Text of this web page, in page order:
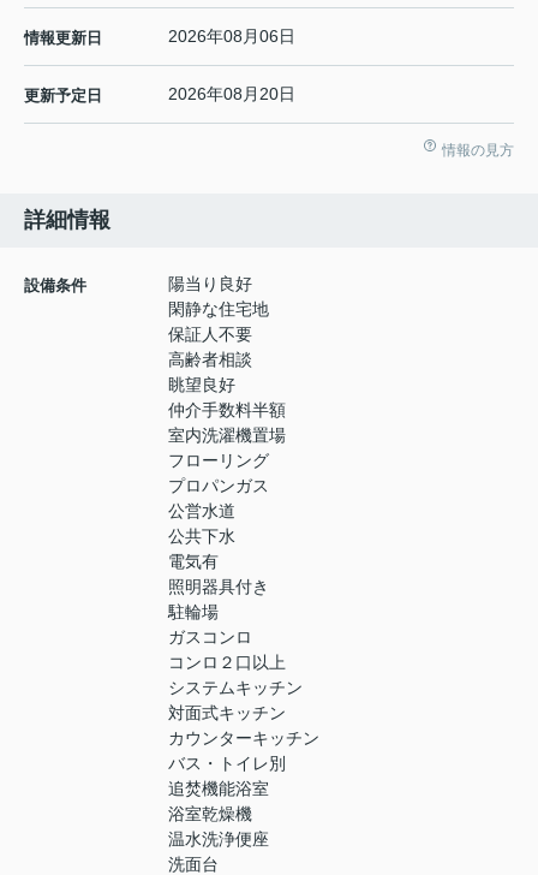
情報更新日 2026年08月06日
更新予定日 2026年08月20日
情報の見方
詳細情報
設備条件
陽当り良好
閑静な住宅地
保証人不要
高齢者相談
眺望良好
仲介手数料半額
室内洗濯機置場
フローリング
プロパンガス
公営水道
公共下水
電気有
照明器具付き
駐輪場
ガスコンロ
コンロ２口以上
システムキッチン
対面式キッチン
カウンターキッチン
バス・トイレ別
追焚機能浴室
浴室乾燥機
温水洗浄便座
洗面台